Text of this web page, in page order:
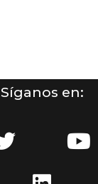
Síganos en: